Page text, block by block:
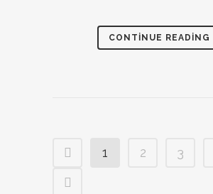
CONTINUE READING
1 2 3